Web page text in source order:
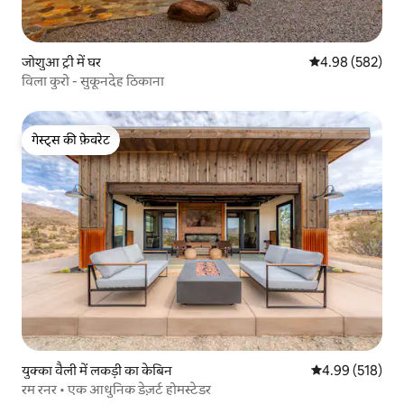
जोशुआ ट्री में घर औसत रेटिंग 5 में से
4.98 (582)
विला कुरो - सुकूनदेह ठिकाना
गेस्ट्स की फ़ेवरेट
गेस्ट्स की फ़ेवरेट
युक्का वैली में लकड़ी का केबिन औसत रेटिंग 5 में से
4.99 (518)
रम रनर • एक आधुनिक डेज़र्ट होमस्टेडर